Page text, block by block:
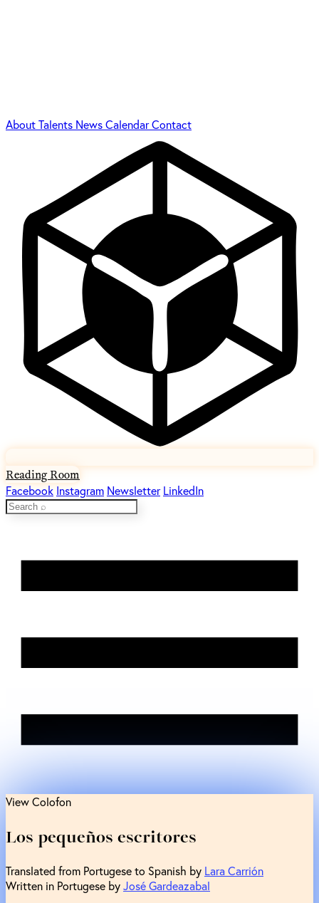
AboutTalents NewsCalendarContact
Reading Room
Facebook Instagram Newsletter LinkedIn
View Colofon
Los pequeños escritores
Translated from Portugese to Spanish by Lara Carrión
Written in Portugese byJosé Gardeazabal